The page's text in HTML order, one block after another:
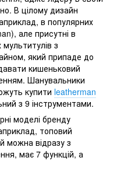
В цілому дизайн
в популярних
але присутні в
мультитулів з
який припаде до
кишеньковий
Шанувальники
купити leatherman
з 9 інструментами.
моделі бренду
топовий
можна відразу з
має 7 функцій, а